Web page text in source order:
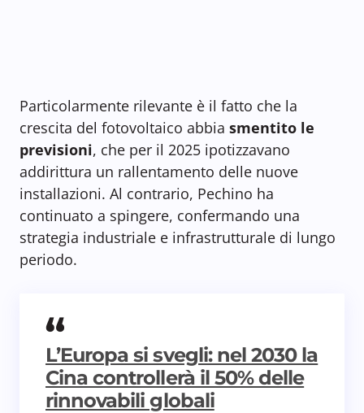
Particolarmente rilevante è il fatto che la
crescita del fotovoltaico abbia smentito le
previsioni, che per il 2025 ipotizzavano
addirittura un rallentamento delle nuove
installazioni. Al contrario, Pechino ha
continuato a spingere, confermando una
strategia industriale e infrastrutturale di lungo
periodo.
L’Europa si svegli: nel 2030 la
Cina controllerà il 50% delle
rinnovabili globali